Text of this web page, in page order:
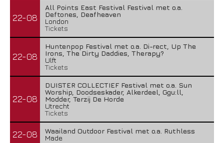
22-08
All Points East Festival Festival met o.a.
Deftones, Deafheaven
London
Tickets
22-08
Huntenpop Festival met o.a. Di-rect, Up The
Irons, The Dirty Daddies, Therapy?
Ulft
Tickets
22-08
DUISTER COLLECTIEF Festival met o.a. Sun
Worship, Doodseskader, Alkerdeel, Ggu:ll,
Modder, Terzij De Horde
Utrecht
Tickets
22-08
Waailand Outdoor Festival met o.a. Ruthless
Made